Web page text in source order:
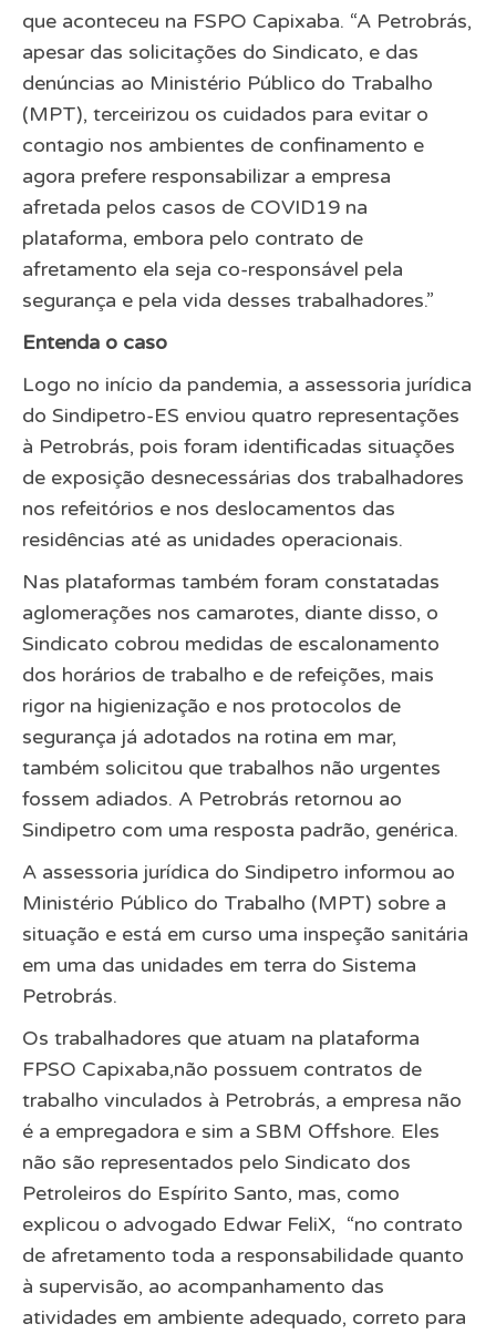
que aconteceu na FSPO Capixaba. “A Petrobrás,
apesar das solicitações do Sindicato, e das
denúncias ao Ministério Público do Trabalho
(MPT), terceirizou os cuidados para evitar o
contagio nos ambientes de confinamento e
agora prefere responsabilizar a empresa
afretada pelos casos de COVID19 na
plataforma, embora pelo contrato de
afretamento ela seja co-responsável pela
segurança e pela vida desses trabalhadores.”
Entenda o caso
Logo no início da pandemia, a assessoria jurídica
do Sindipetro-ES enviou quatro representações
à Petrobrás, pois foram identificadas situações
de exposição desnecessárias dos trabalhadores
nos refeitórios e nos deslocamentos das
residências até as unidades operacionais.
Nas plataformas também foram constatadas
aglomerações nos camarotes, diante disso, o
Sindicato cobrou medidas de escalonamento
dos horários de trabalho e de refeições, mais
rigor na higienização e nos protocolos de
segurança já adotados na rotina em mar,
também solicitou que trabalhos não urgentes
fossem adiados. A Petrobrás retornou ao
Sindipetro com uma resposta padrão, genérica.
A assessoria jurídica do Sindipetro informou ao
Ministério Público do Trabalho (MPT) sobre a
situação e está em curso uma inspeção sanitária
em uma das unidades em terra do Sistema
Petrobrás.
Os trabalhadores que atuam na plataforma
FPSO Capixaba,não possuem contratos de
trabalho vinculados à Petrobrás, a empresa não
é a empregadora e sim a SBM Offshore. Eles
não são representados pelo Sindicato dos
Petroleiros do Espírito Santo, mas, como
explicou o advogado Edwar FeliX, “no contrato
de afretamento toda a responsabilidade quanto
à supervisão, ao acompanhamento das
atividades em ambiente adequado, correto para